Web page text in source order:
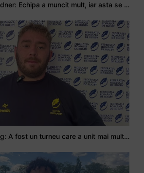
Stejarul Logan Weidner: Echipa a muncit mult, iar asta se va vedea în meciurile de la Nations Cup
Stejarul Iulian Hartig: A fost un turneu care a unit mai mult echipa